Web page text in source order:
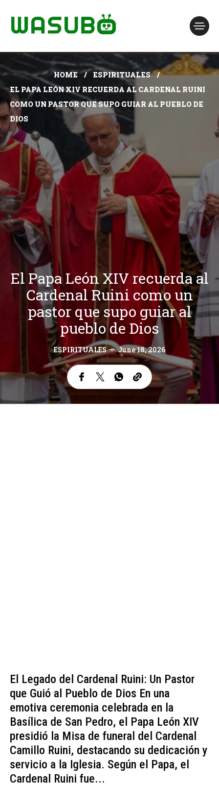
HOME
ESPIRITUALES
EL PAPA LEÓN XIV RECUERDA AL CARDENAL RUINI
COMO UN PASTOR QUE SUPO GUIAR AL PUEBLO DE
DIOS
El Papa León XIV recuerda al
Cardenal Ruini como un
pastor que supo guiar al
pueblo de Dios
ESPIRITUALES June 18, 2026
El Legado del Cardenal Ruini: Un Pastor
que Guió al Pueblo de Dios En una
emotiva ceremonia celebrada en la
Basílica de San Pedro, el Papa León XIV
presidió la Misa de funeral del Cardenal
Camillo Ruini, destacando su dedicación y
servicio a la Iglesia. Según el Papa, el
Cardenal Ruini fue...